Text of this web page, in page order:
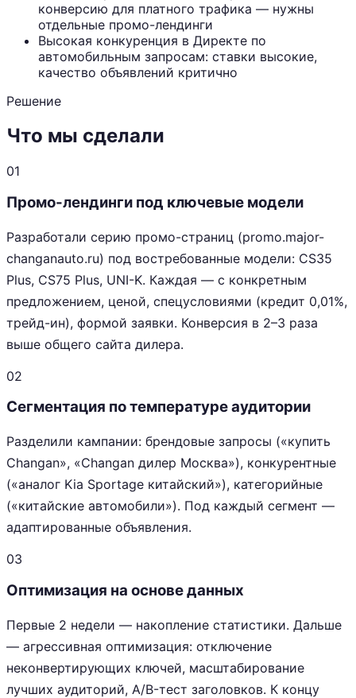
конверсию для платного трафика — нужны
отдельные промо-лендинги
Высокая конкуренция в Директе по
автомобильным запросам: ставки высокие,
качество объявлений критично
Решение
Что мы сделали
01
Промо-лендинги под ключевые модели
Разработали серию промо-страниц (promo.major-
changanauto.ru) под востребованные модели: CS35
Plus, CS75 Plus, UNI-K. Каждая — с конкретным
предложением, ценой, спецусловиями (кредит 0,01%,
трейд-ин), формой заявки. Конверсия в 2–3 раза
выше общего сайта дилера.
02
Сегментация по температуре аудитории
Разделили кампании: брендовые запросы («купить
Changan», «Changan дилер Москва»), конкурентные
(«аналог Kia Sportage китайский»), категорийные
(«китайские автомобили»). Под каждый сегмент —
адаптированные объявления.
03
Оптимизация на основе данных
Первые 2 недели — накопление статистики. Дальше
— агрессивная оптимизация: отключение
неконвертирующих ключей, масштабирование
лучших аудиторий, A/B-тест заголовков. К концу